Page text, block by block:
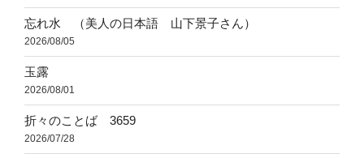
忘れ水 （美人の日本語 山下景子さん）
2026/08/05
玉露
2026/08/01
折々のことば 3659
2026/07/28